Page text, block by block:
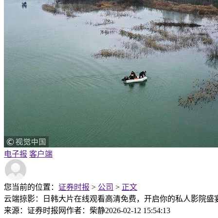
电子报 客户端
您当前的位置： 证券时报 > 公司 > 正文
云端掠影：日韩大片在线观看高清免费，开启你的私人影院盛
来源：证券时报网作者：柴静2026-02-12 15:54:13